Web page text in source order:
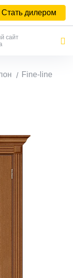
Стать дилером
сайт
Fine-line